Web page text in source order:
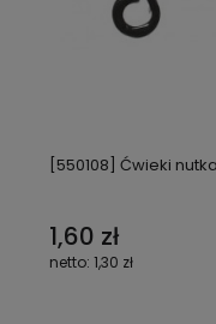
[550108] Ćwieki
1,60 zł
1,30 zł